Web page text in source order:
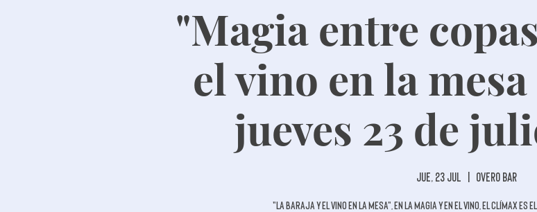
"Magia entre
el vino en la
jueves 23 de
jue, 23 jul Overo Bar
"La baraja y el vino en la mesa", En la magia y en el vino, el clímax